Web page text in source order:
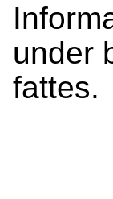
under
fattes.